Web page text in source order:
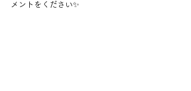
メントをください✨